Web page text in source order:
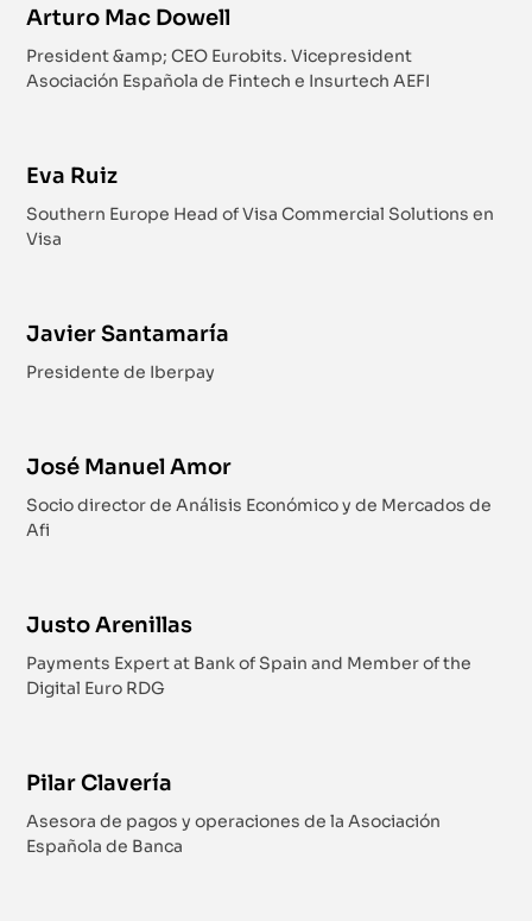
Arturo Mac Dowell
President &amp; CEO Eurobits. Vicepresident
Asociación Española de Fintech e Insurtech AEFI
Eva Ruiz
Southern Europe Head of Visa Commercial Solutions en
Visa
Javier Santamaría
Presidente de Iberpay
José Manuel Amor
Socio director de Análisis Económico y de Mercados de
Afi
Justo Arenillas
Payments Expert at Bank of Spain and Member of the
Digital Euro RDG
Pilar Clavería
Asesora de pagos y operaciones de la Asociación
Española de Banca